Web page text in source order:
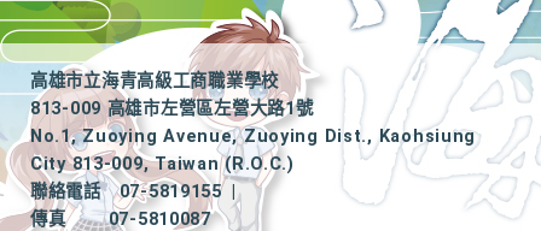
高雄市立海青高級工商職業學校
813-009 高雄市左營區左營大路1號
No.1, Zuoying Avenue, Zuoying Dist., Kaohsiung
City 813-009, Taiwan (R.O.C.)
聯絡電話
07-5819155
|
傳真
07-5810087